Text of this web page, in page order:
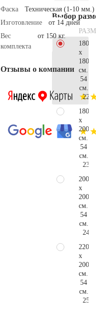
Фаска
Техническая (1-10 мм.)
Изготовление
от 14 дней
Вес
комплекта
от 150 кг.
Отзывы о компании
Выбор
180
x
180
см.
54
см.
180
x
200
см.
54
см.
200
x
200
см.
54
см.
220
x
200
см.
54
см.